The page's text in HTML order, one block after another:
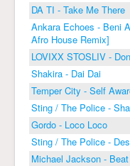
DA TI - Take Me There
Ankara Echoes - Beni
Afro House Remix]
LOVIXX STOSLIV -
Shakira - Dai Dai
Temper City - Self
Sting / The Police -
Gordo - Loco Loco
Sting / The Police -
Michael Jackson -